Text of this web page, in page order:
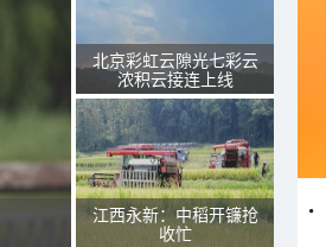
北京彩虹云隙光七彩云
浓积云接连上线
江西永新：中稻开镰抢
收忙